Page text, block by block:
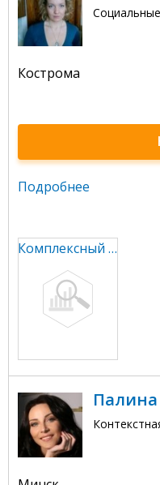
Кострома
Подробнее
Комплексный smm